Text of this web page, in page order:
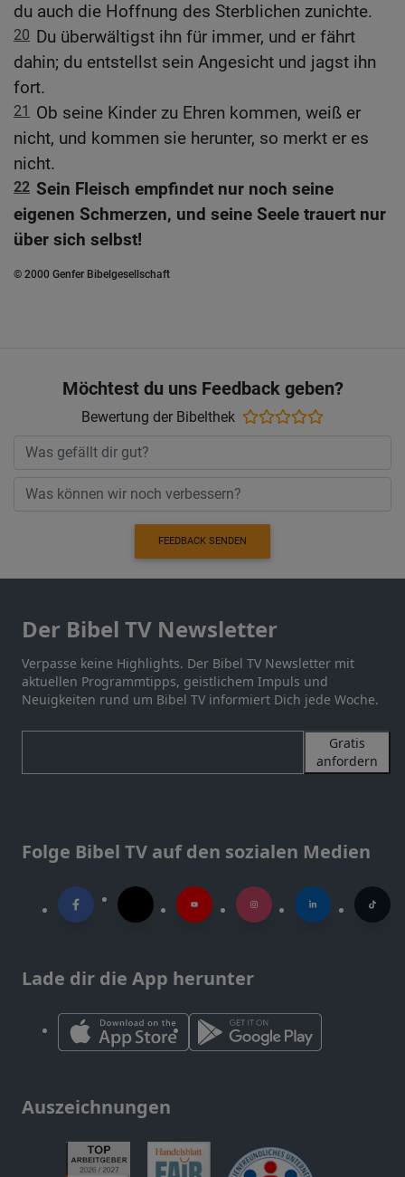
du auch die Hoffnung des Sterblichen zunichte.
20 Du überwältigst ihn für immer, und er fährt
dahin; du entstellst sein Angesicht und jagst ihn
fort.
21
Ob seine Kinder zu Ehren kommen, weiß er
nicht, und kommen sie herunter, so merkt er es
nicht.
22 Sein Fleisch empfindet nur noch seine
eigenen Schmerzen, und seine Seele trauert nur
über sich selbst!
© 2000 Genfer Bibelgesellschaft
Möchtest du uns Feedback geben?
Bewertung der Bibelthek
FEEDBACK SENDEN
Der Bibel TV Newsletter
Verpasse keine Highlights. Der Bibel TV Newsletter mit
aktuellen Programmtipps, geistlichem Impuls und
Neuigkeiten rund um Bibel TV informiert Dich jede Woche.
Gratis
anfordern
Folge Bibel TV auf den sozialen Medien
Lade dir die App herunter
Auszeichnungen